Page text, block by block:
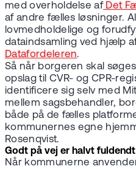
med overholdelse afDet
af andre fælles løsninger.
lovmedholdelige og
dataindsamling ved hjælp
Datafordeleren.
Så når borgeren skal
opslag til CVR- og CPR-
identificere sig selv med
mellem sagsbehandler,
både på de fælles
kommunernes egne
Rosenqvist.
Godt på vej er halvt fuldendt
Når kommunerne